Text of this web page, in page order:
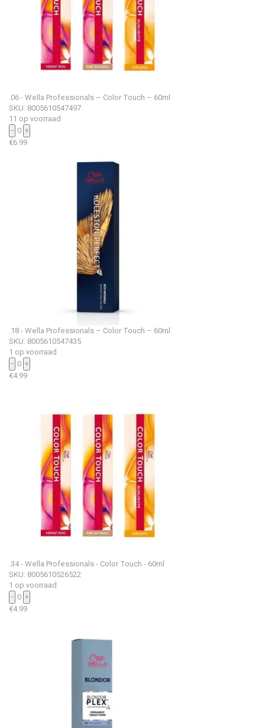
.06 - Wella Professionals – Color Touch – 60ml
SKU: 8005610547497
11 op voorraad
− 0 +
€6.99
.18 - Wella Professionals – Color Touch – 60ml
SKU: 8005610547435
1 op voorraad
− 0 +
€4.99
.34 - Wella Professionals - Color Touch - 60ml
SKU: 8005610526522
1 op voorraad
− 0 +
€4.99